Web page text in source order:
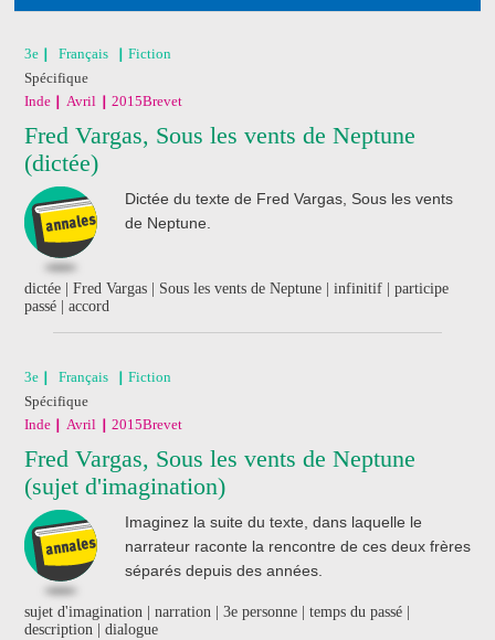
Déja abonné ?
Nathan
3e Français
Fiction
Spécifique
Inde
Avril 2015Brevet
Fred Vargas, Sous les vents de Neptune
(dictée)
Dictée du texte de Fred Vargas, Sous les vents
de Neptune.
dictée | Fred Vargas | Sous les vents de Neptune | infinitif | participe
passé | accord
3e Français
Fiction
Spécifique
Inde
Avril 2015Brevet
Fred Vargas, Sous les vents de Neptune
(sujet d'imagination)
Imaginez la suite du texte, dans laquelle le
narrateur raconte la rencontre de ces deux frères
séparés depuis des années.
sujet d'imagination | narration | 3e personne | temps du passé |
description | dialogue